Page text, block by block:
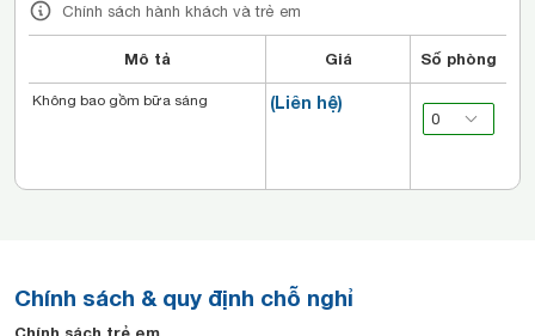
Chính sách hành khách và trẻ em
Mô tả Giá Số phòng
(Liên hệ)
Không bao gồm bữa sáng
Chính sách & quy định chỗ nghỉ